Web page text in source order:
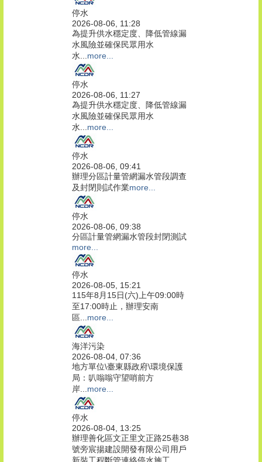
停水
2026-08-06, 11:28
為提升供水穩定度、降低管線漏
水風險並確保民眾用水
水... more...
停水
2026-08-06, 11:27
為提升供水穩定度、降低管線漏
水風險並確保民眾用水
水... more...
停水
2026-08-06, 09:41
辦理分區計量管網漏水管段調查
及封閉則試作業more...
停水
2026-08-06, 09:38
分區計量管網漏水管段封閉測試
more...
停水
2026-08-05, 15:21
115年8月15日(六)上午09:00時
至17:00時止，辦理安南
區... more...
海洋污染
2026-08-04, 07:36
地方單位\臺東縣政府\環境保護
局：叭嗡嗡守望哨前方
岸... more...
停水
2026-08-04, 13:25
辦理善化區文正里文正路25巷38
號旁宸揚建設開發有限公司用戶
新裝工程斷管連絡停水施工